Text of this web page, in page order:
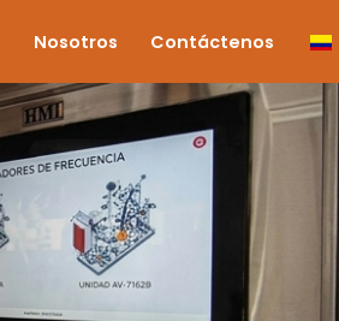
Nosotros Contáctenos